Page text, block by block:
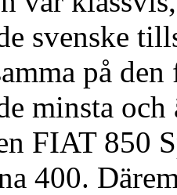
svenske
på
minsta
FIAT 850
400.